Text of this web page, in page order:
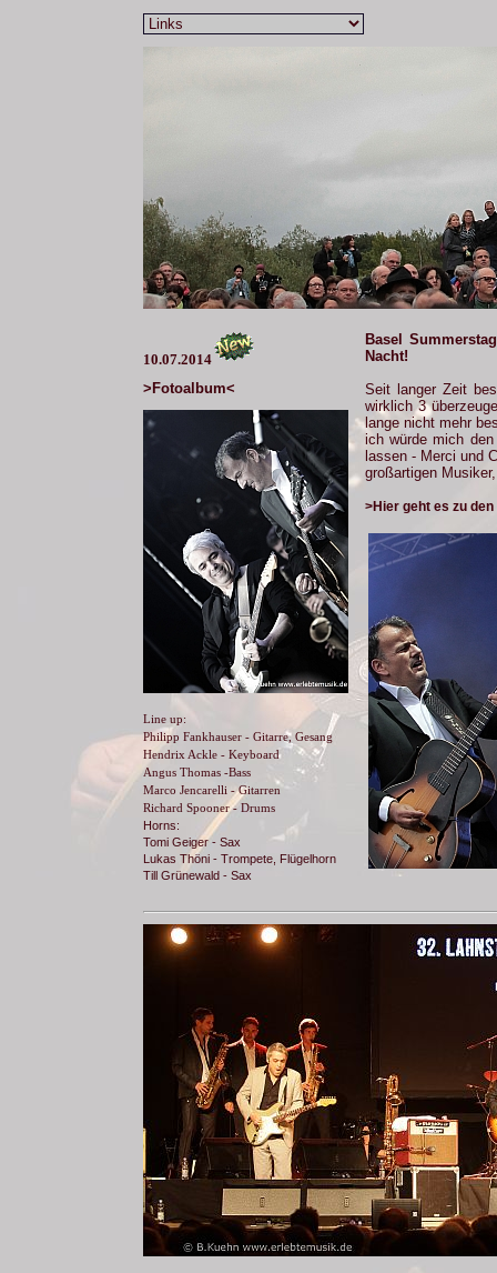
10.07.2014
>Fotoalbum<
Line up:
Philipp Fankhauser - Gitarre, Gesang
Hendrix Ackle - Keyboard
Angus Thomas -Bass
Marco Jencarelli - Gitarren
Richard Spooner - Drums
Horns:
Tomi Geiger - Sax
Lukas Thöni - Trompete, Flügelhorn
Till Grünewald - Sax
Basel
Nacht!
Seit langer Zeit
wirklich 3
lange nicht mehr
ich würde mich
lassen - Merci und
großartigen
>Hier geht es zu